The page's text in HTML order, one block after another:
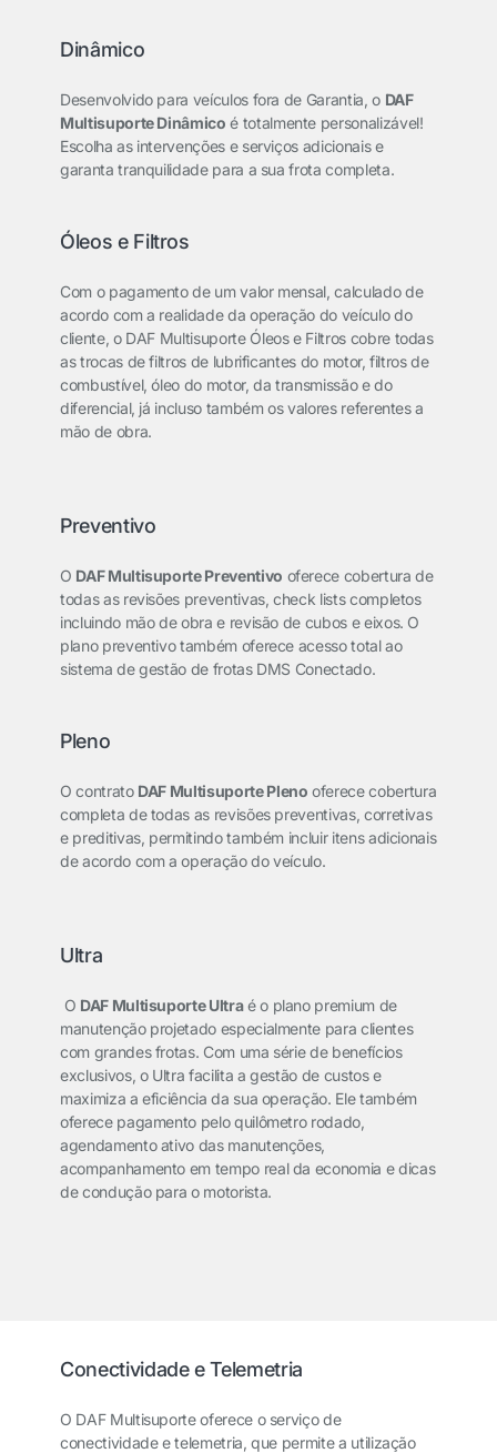
Dinâmico
Desenvolvido para veículos fora de Garantia, o DAF
Multisuporte Dinâmico é totalmente personalizável!
Escolha as intervenções e serviços adicionais e
garanta tranquilidade para a sua frota completa.
Óleos e Filtros
Com o pagamento de um valor mensal, calculado de
acordo com a realidade da operação do veículo do
cliente, o DAF Multisuporte Óleos e Filtroscobre todas
as trocas de filtros de lubrificantes do motor, filtros de
combustível, óleo do motor, da transmissão e do
diferencial, já incluso também os valores referentes a
mão de obra.
Preventivo
O DAF Multisuporte Preventivo oferece cobertura de
todas as revisões preventivas, check lists completos
incluindo mão de obra e revisão de cubos e eixos. O
plano preventivo também oferece acesso total ao
sistema de gestão de frotas DMS Conectado.
Pleno
O contrato DAF Multisuporte Pleno oferece cobertura
completa de todas as revisões preventivas, corretivas
e preditivas, permitindo também incluir itens adicionais
de acordo com a operação do veículo.
Ultra
O DAF Multisuporte Ultraé o plano premium de
manutenção projetado especialmente para clientes
com grandes frotas. Com uma série de benefícios
exclusivos, o Ultra facilita a gestão de custos e
maximiza a eficiência da sua operação. Ele também
oferece pagamento pelo quilômetro rodado,
agendamento ativo das manutenções,
acompanhamento em tempo real da economia e dicas
de condução para o motorista.
Conectividade e Telemetria
O DAF Multisuporte oferece o serviço de
conectividade e telemetria, que permite a utilização